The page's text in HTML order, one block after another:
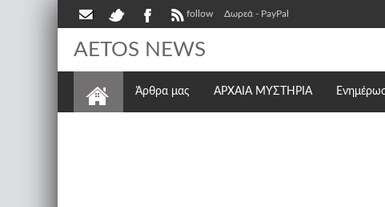
follow Δωρεά - PayPal
AETOS NEWS
Άρθρα μας ΑΡΧΑΙΑ ΜΥΣΤΗΡΙΑ